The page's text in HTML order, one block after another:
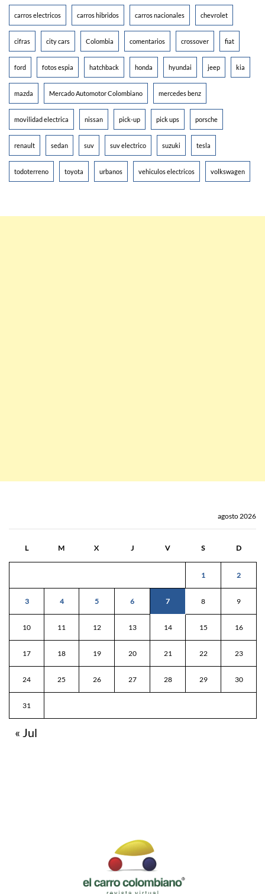
carros electricos carros hibridos carros nacionales chevrolet
cifras city cars Colombia comentarios crossover fiat
ford fotos espia hatchback honda hyundai jeep kia
mazda Mercado Automotor Colombiano mercedes benz
movilidad electrica nissan pick-up pick ups porsche
renault sedan suv suv electrico suzuki tesla
todoterreno toyota urbanos vehiculos electricos volkswagen
agosto 2026
L M X J V S D
1 2
3 4 5 6 7 8 9
10 11 12 13 14 15 16
17 18 19 20 21 22 23
24 25 26 27 28 29 30
31
« Jul